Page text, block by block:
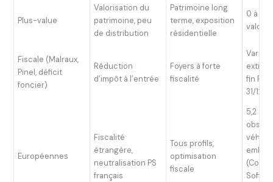
Plus-value
Valorisation du
patrimoine, peu
de distribution
Patrimoine long
terme, exposition
résidentielle
0 à 2
Fiscale (Malraux,
Pinel, déficit
foncier)
Réduction
d’impôt à l’entrée
Foyers à forte
fiscalité
fin
31/12/
Européennes
Fiscalité
étrangère,
neutralisation PS
français
Tous profils,
optimisation
fiscale
5,2 à
Sofidy